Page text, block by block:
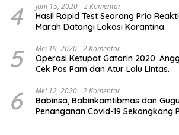
4 Juni 15, 2020 2 Komentar
Hasil Rapid Test Seorang Pria
Marah Datangi Lokasi Karantina
5 Mei 19, 2020 2 Komentar
Operasi Ketupat Gatarin 2020.
Cek Pos Pam dan Atur Lalu Lintas.
6 Mei 12, 2020 2 Komentar
Babinsa, Babinkamtibmas dan
Penanganan Covid-19 Sekongkang